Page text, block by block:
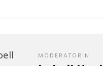
MODERATORIN